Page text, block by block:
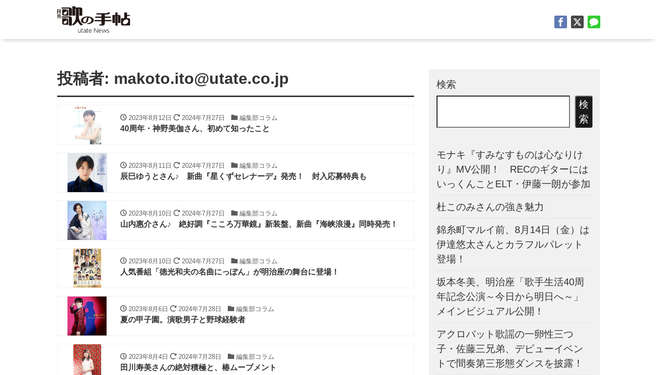
投稿者: makoto.ito@utate.co.jp
2023年8月12日 2024年7月27日 編集部コラム
40周年・神野美伽さん、初めて知ったこと
2023年8月11日 2024年7月27日 編集部コラム
辰巳ゆうとさん♪ 新曲『星くずセレナーデ』発売！ 封入応募特典も
2023年8月10日 2024年7月27日 編集部コラム
山内惠介さん♪ 絶好調『こころ万華鏡』新装盤、新曲『海峡浪漫』同時発売！
2023年8月10日 2024年7月27日 編集部コラム
人気番組「徳光和夫の名曲にっぽん」が明治座の舞台に登場！
2023年8月6日 2024年7月28日 編集部コラム
夏の甲子園。演歌男子と野球経験者
2023年8月4日 2024年7月28日 編集部コラム
田川寿美さんの絶対積極と、椿ムーブメント
検索
検
索
モナキ『すみなすものは心なりけ
り』MV公開！ RECのギターには
いっくんことELT・伊藤一朗が参加
杜このみさんの強き魅力
錦糸町マルイ前、8月14日（金）は
伊達悠太さんとカラフルパレット
登場！
坂本冬美、明治座「歌手生活40周
年記念公演～今日から明日へ～」
メインビジュアル公開！
アクロバット歌謡の一卵性三つ
子・佐藤三兄弟、デビューイベン
トで間奏第三形態ダンスを披露！